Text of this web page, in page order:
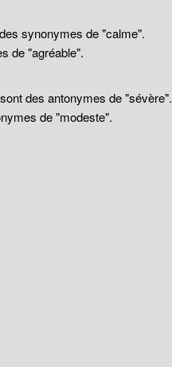
synonymes de "calme".
de "agréable".
des antonymes de "sévère".
de "modeste".